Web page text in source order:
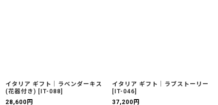
イタリア ギフト｜ラベンダーキス
(花器付き) [ IT-088]
28,600 円
イタリア ギフト｜ラブストーリー
[ IT-046]
37,200 円